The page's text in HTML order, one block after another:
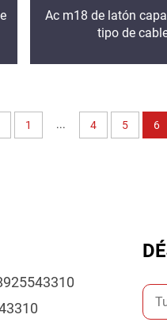
Ac m18 de latón
tipo de
1 ... 4 5 6